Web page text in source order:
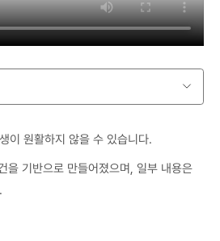
이 원활하지 않을 수 있습니다.
을 기반으로 만들어졌으며, 일부 내용은